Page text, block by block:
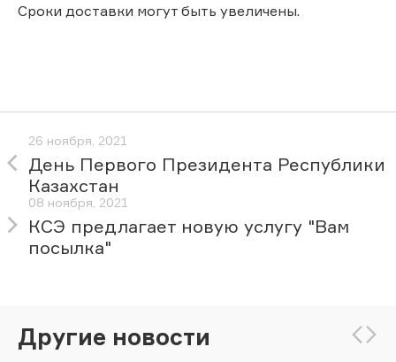
Сроки доставки могут быть увеличены.
26 ноября, 2021
День Первого Президента Республики
Казахстан
08 ноября, 2021
КСЭ предлагает новую услугу "Вам
посылка"
Другие новости